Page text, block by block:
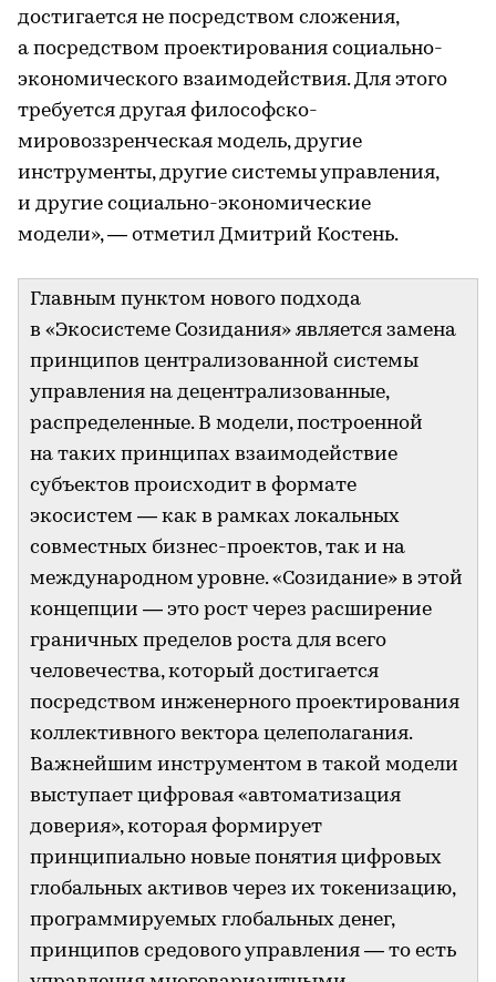
достигается не посредством сложения,
а посредством проектирования социально-
экономического взаимодействия. Для этого
требуется другая философско-
мировоззренческая модель, другие
инструменты, другие системы управления,
и другие социально-экономические
модели», — отметил Дмитрий Костень.
Главным пунктом нового подхода
в «Экосистеме Созидания» является замена
принципов централизованной системы
управления на децентрализованные,
распределенные. В модели, построенной
на таких принципах взаимодействие
субъектов происходит в формате
экосистем — как в рамках локальных
совместных бизнес-проектов, так и на
международном уровне. «Созидание» в этой
концепции — это рост через расширение
граничных пределов роста для всего
человечества, который достигается
посредством инженерного проектирования
коллективного вектора целеполагания.
Важнейшим инструментом в такой модели
выступает цифровая «автоматизация
доверия», которая формирует
принципиально новые понятия цифровых
глобальных активов через их токенизацию,
программируемых глобальных денег,
принципов средового управления — то есть